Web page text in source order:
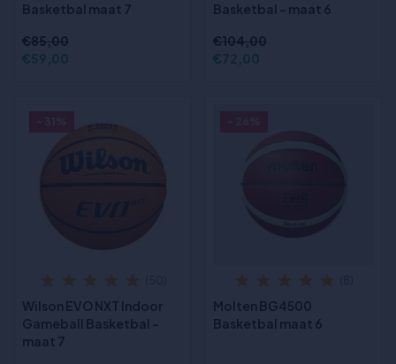
Basketbal maat 7
€85,00
€59,00
Basketbal - maat 6
€104,00
€72,00
Wilson EVO NXT Indoor
Gameball Basketbal -
maat 7
Molten BG4500
Basketbal maat 6